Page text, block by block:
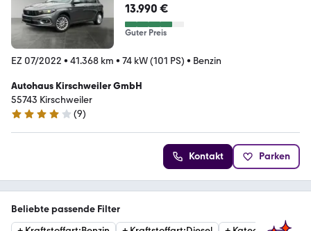
13.990 €
Guter Preis
EZ 07/2022 • 41.368 km • 74 kW (101 PS) • Benzin
Autohaus Kirschweiler GmbH
55743 Kirschweiler
4.1 Sterne
(9)
Kontakt Parken
Beliebte passende Filter